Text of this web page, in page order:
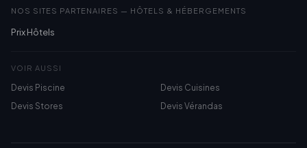
NOS SITES PARTENAIRES — HÔTELS & HÉBERGEMENTS
Prix Hôtels
VOIR AUSSI
Devis Piscine
Devis Cuisines
Devis Stores
Devis Vérandas